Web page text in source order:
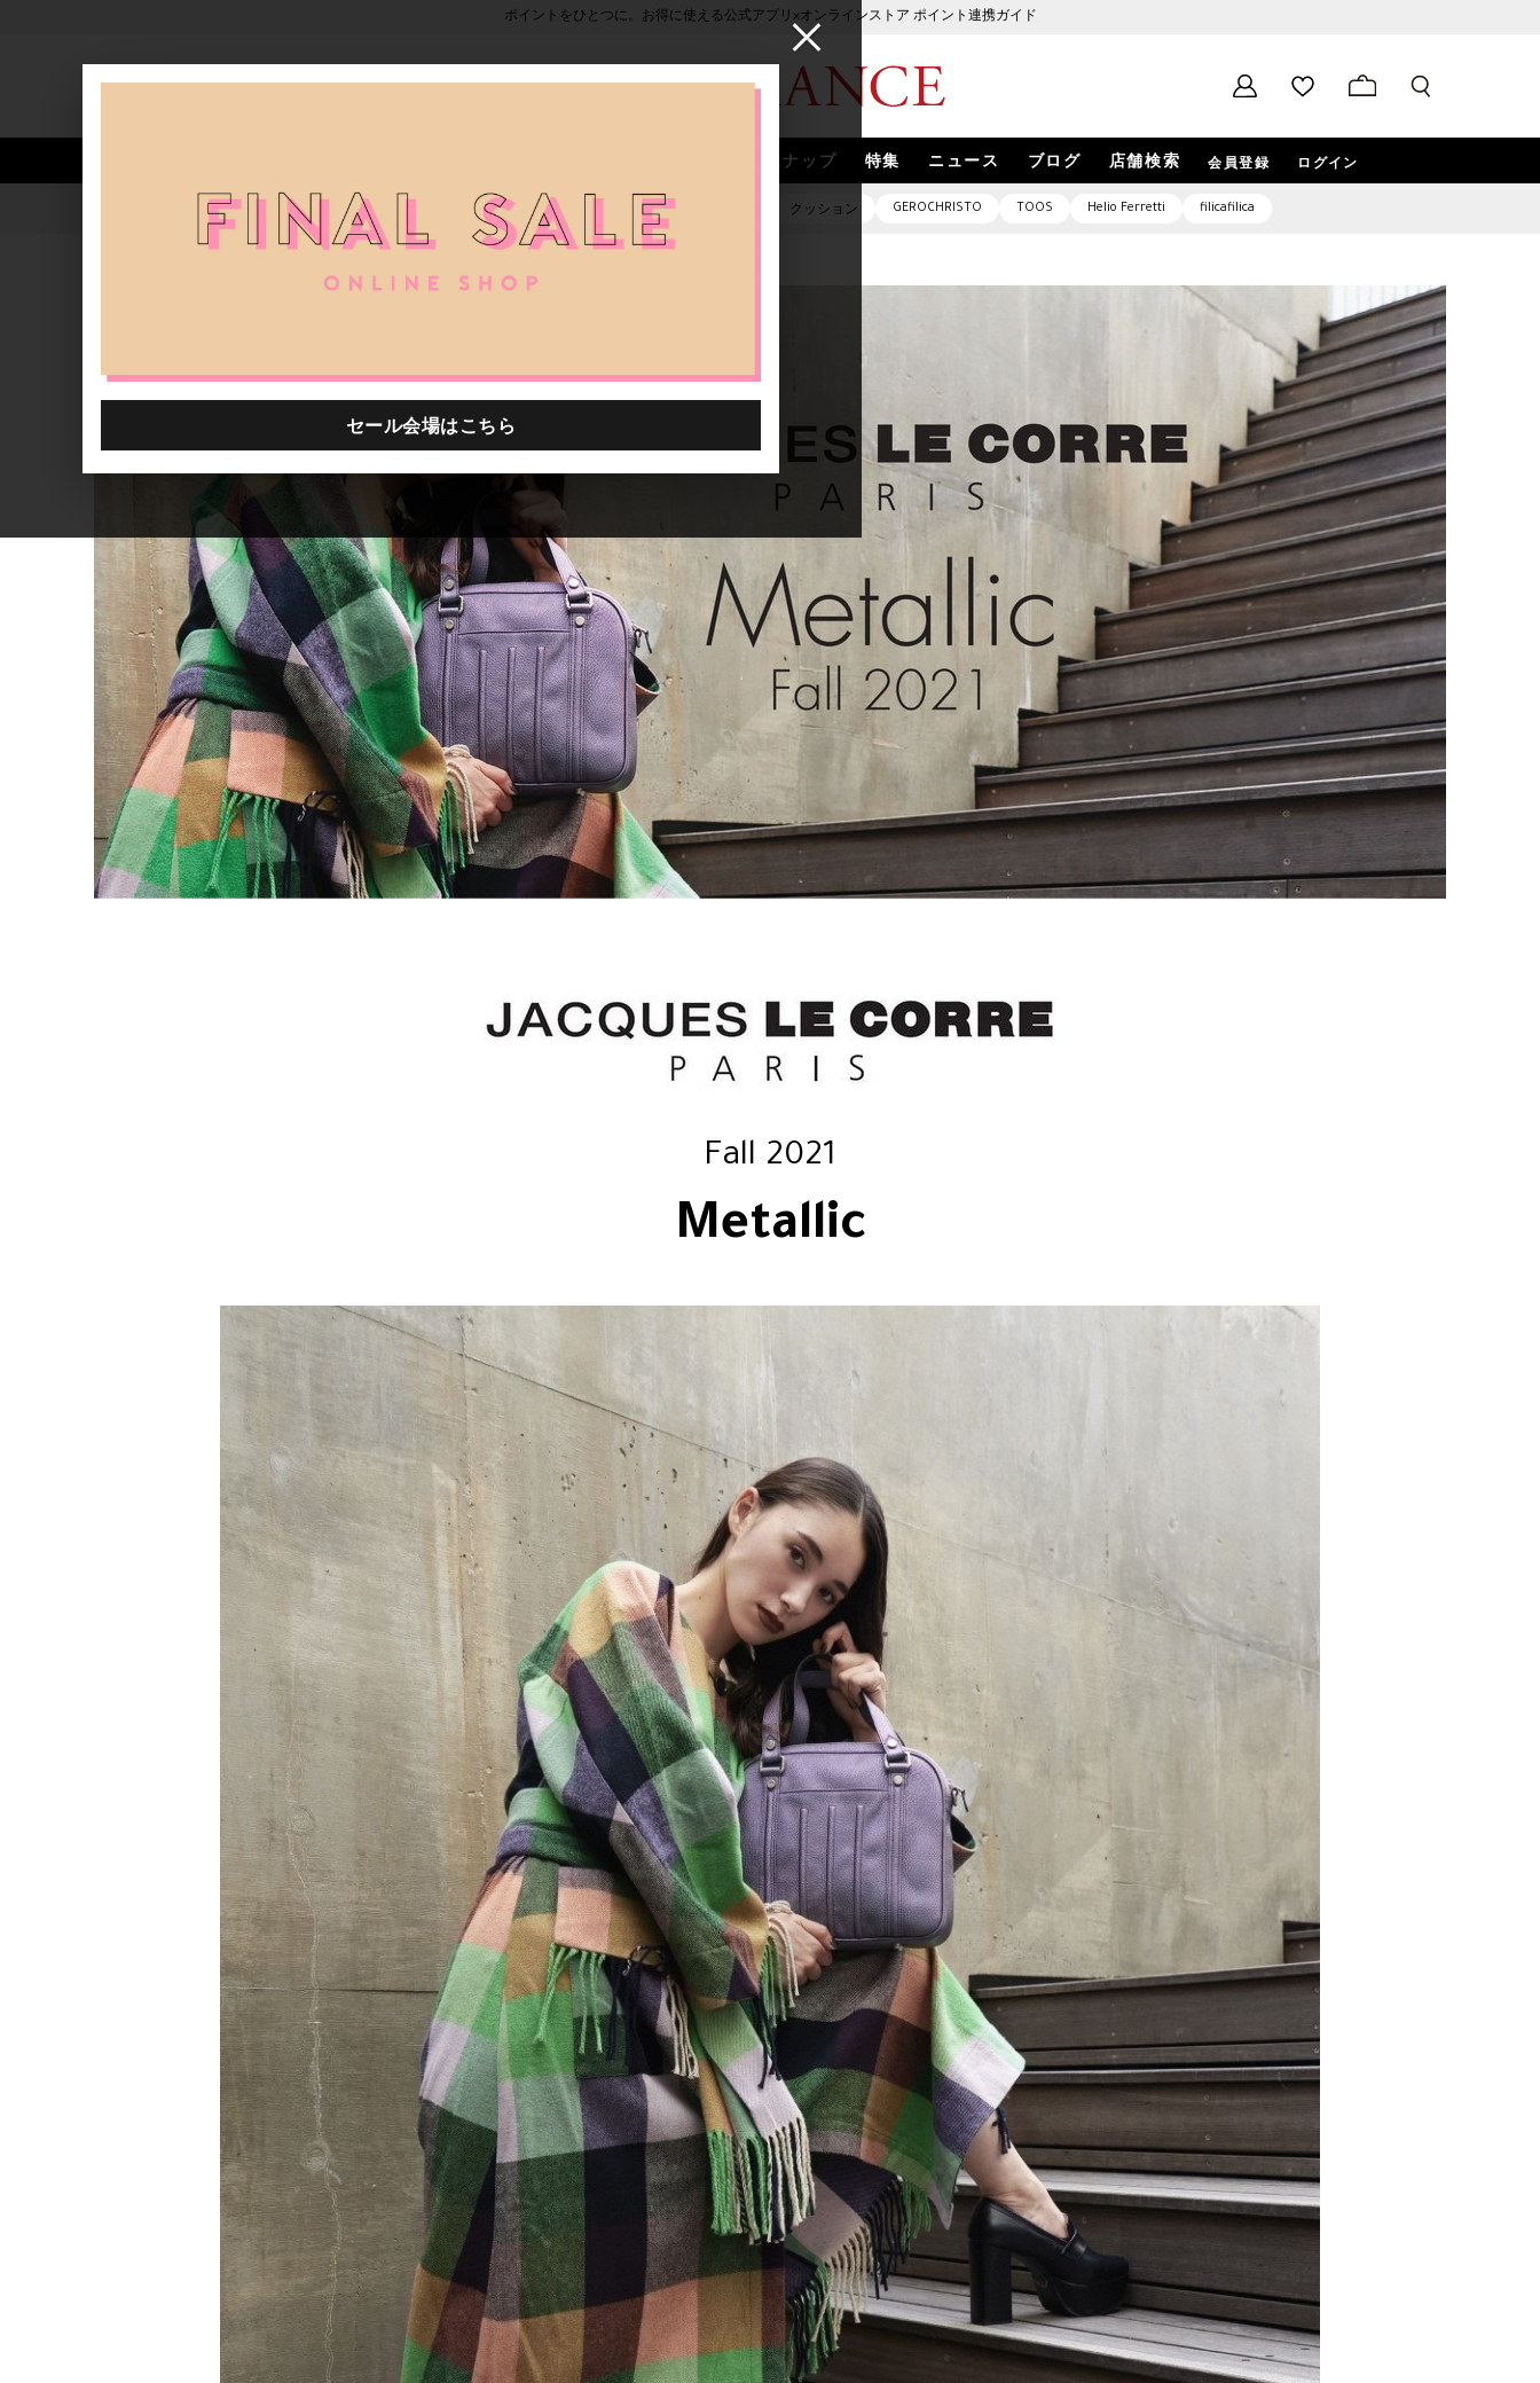
ポイントをひとつに。お得に使える公式アプリ×オンラインストア ポイント連携ガイド
スナップ 特集 ニュース ブログ 店舗検索 会員登録 ログイン
人気ワード セール 40th限定 ピアス バッグ クッション GEROCHRISTO TOOS Helio Ferretti filicafilica
Fall 2021
Metallic